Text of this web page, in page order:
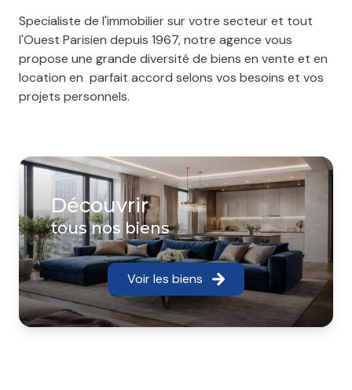
Découvrir
tous nos biens
Voir les biens
Specialiste de l'immobilier sur votre secteur et tout
l'Ouest Parisien depuis 1967, notre agence vous
propose une grande diversité de biens en vente et en
location en parfait accord selons vos besoins et vos
projets personnels.